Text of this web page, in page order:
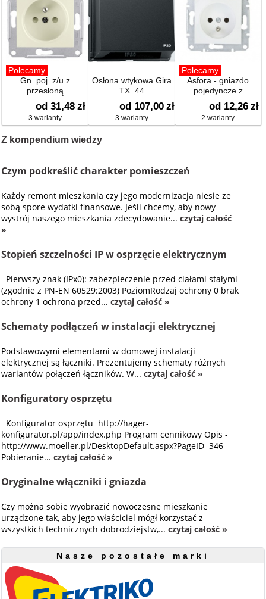
Polecamy
Gn. poj. z/u z
przesłoną
od 31,48 zł
3 warianty
Osłona wtykowa Gira
TX_44
od 107,00 zł
3 warianty
Polecamy
Asfora - gniazdo
pojedyncze z
uziemieniem
od 12,26 zł
2 warianty
Z kompendium wiedzy
Czym podkreślić charakter pomieszczeń
Każdy remont mieszkania czy jego modernizacja niesie ze
sobą spore wydatki finansowe. Jeśli chcemy, aby nowy
wystrój naszego mieszkania zdecydowanie...czytaj całość
»
Stopień szczelności IP w osprzęcie elektrycznym
Pierwszy znak (IPx0): zabezpieczenie przed ciałami stałymi
(zgodnie z PN-EN 60529:2003) PoziomRodzaj ochrony 0 brak
ochrony 1 ochrona przed...czytaj całość »
Schematy podłączeń w instalacji elektrycznej
Podstawowymi elementami w domowej instalacji
elektrycznej są łączniki. Prezentujemy schematy różnych
wariantów połączeń łączników. W...czytaj całość »
Konfiguratory osprzętu
Konfigurator osprzętu http://hager-
konfigurator.pl/app/index.php Program cennikowy Opis -
http://www.moeller.pl/DesktopDefault.aspx?PageID=346
Pobieranie...czytaj całość »
Oryginalne włączniki i gniazda
Czy można sobie wyobrazić nowoczesne mieszkanie
urządzone tak, aby jego właściciel mógł korzystać z
wszystkich technicznych dobrodziejstw,...czytaj całość »
Nasze pozostałe marki